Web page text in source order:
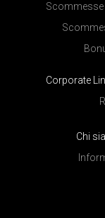
Scommesse
Corporate
Chi